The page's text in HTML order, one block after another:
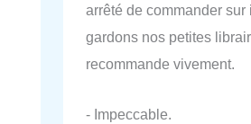
arrêté de commander sur
gardons nos petites
recommande vivement.
- Impeccable.